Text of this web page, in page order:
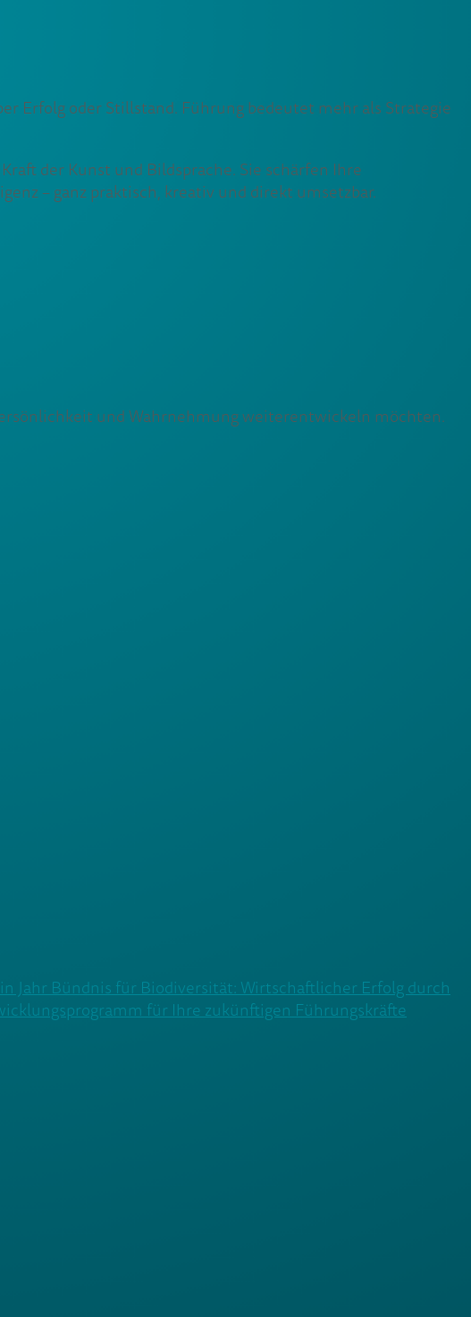
Erfolg oder Stillstand. Führung bedeutet mehr als Strategie
der Kunst und Bildsprache. Sie schärfen Ihre
– ganz praktisch, kreativ und direkt umsetzbar.
und Wahrnehmung weiterentwickeln möchten.
Jahr Bündnis für Biodiversität: Wirtschaftlicher Erfolg durch
für Ihre zukünftigen Führungskräfte